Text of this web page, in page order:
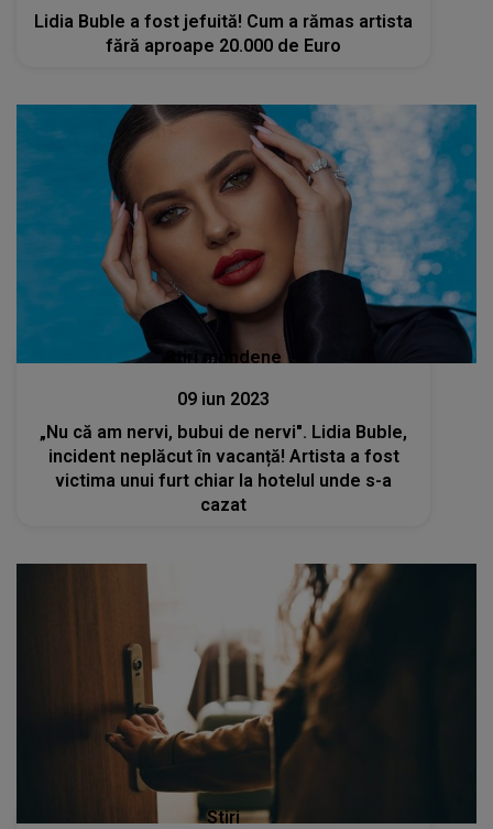
Lidia Buble a fost jefuită! Cum a rămas artista
fără aproape 20.000 de Euro
Stiri mondene
09 iun 2023
„Nu că am nervi, bubui de nervi". Lidia Buble,
incident neplăcut în vacanță! Artista a fost
victima unui furt chiar la hotelul unde s-a
cazat
Stiri